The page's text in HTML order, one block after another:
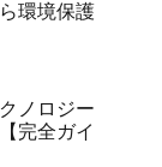
環境保護
ノロジー
完全ガイ